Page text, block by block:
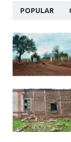
POPULAR